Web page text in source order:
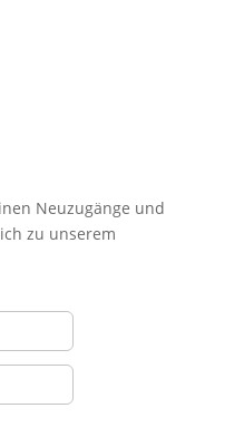
Neuzugänge und
zu unserem